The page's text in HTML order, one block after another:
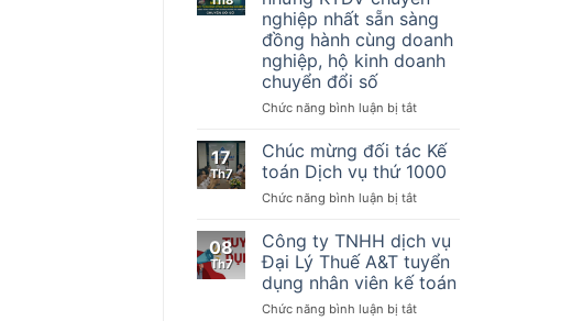
số
123/2020/NĐ-
CP
tháng
năm
2020
Chính
quy
định
về
tư
nhân
phát
triển
kịnh
tế
dịch
vụ
Đại
Lý
Nhân
viên
kế
nghiệp nhất sẵn sàng
đồng hành cùng doanh
nghiệp, hộ kinh doanh
chuyển đổi số
Chức năng bình luận bị tắtở
ASP
–
Nơi
quy
những
KTDV
chuyên
nghiệp
nhất
17
Th7
Chúc mừng đối tác Kế
toán Dịch vụ thứ 1000
Chức năng bình luận bị tắtở
mừng
đối
tác
Kế
toán
08
Th7
Công ty TNHH dịch vụ
Đại Lý Thuế A&T tuyển
dụng nhân viên kế toán
Chức năng bình luận bị tắtở